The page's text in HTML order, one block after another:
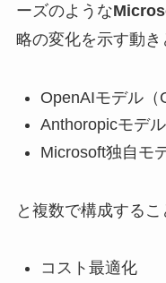
ーズのような
略の変化を示す動
OpenAIモデル（
Anthoropicモデ
Microsoft独自モ
と複数で構成するこ
コスト最適化